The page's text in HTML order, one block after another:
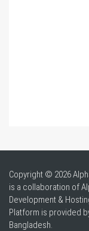
Copyright © 2026
is a collaboration of
Development &
Platform is provided
Bangladesh.